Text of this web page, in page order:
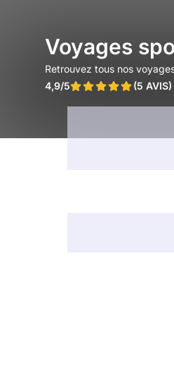
Voyages
Retrouvez tous nos
4,9/5
(5 AVIS)